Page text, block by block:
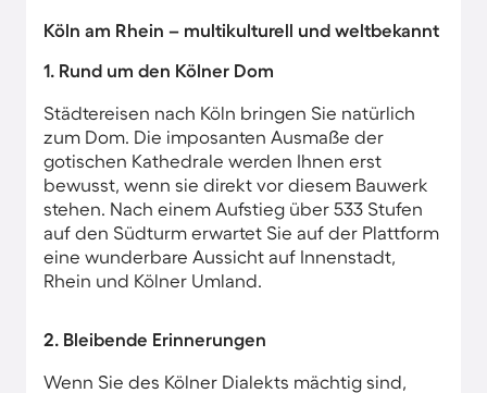
Köln am Rhein – multikulturell und weltbekannt
1. Rund um den Kölner Dom
Städtereisen nach Köln bringen Sie natürlich
zum Dom. Die imposanten Ausmaße der
gotischen Kathedrale werden Ihnen erst
bewusst, wenn sie direkt vor diesem Bauwerk
stehen. Nach einem Aufstieg über 533 Stufen
auf den Südturm erwartet Sie auf der Plattform
eine wunderbare Aussicht auf Innenstadt,
Rhein und Kölner Umland.
2. Bleibende Erinnerungen
Wenn Sie des Kölner Dialekts mächtig sind,